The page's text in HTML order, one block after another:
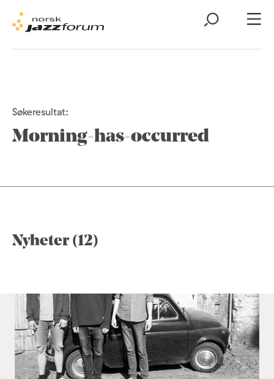
Søkeresultat:
Morning-has-occurred
Nyheter (12)